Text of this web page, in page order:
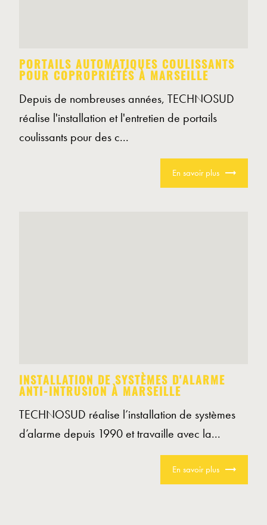
PORTAILS AUTOMATIQUES COULISSANTS
POUR COPROPRIÉTÉS À MARSEILLE
Depuis de nombreuses années, TECHNOSUD
réalise l'installation et l'entretien de portails
coulissants pour des c...
En savoir plus
INSTALLATION DE SYSTÈMES D'ALARME
ANTI-INTRUSION À MARSEILLE
TECHNOSUD réalise l’installation de systèmes
d’alarme depuis 1990 et travaille avec la...
En savoir plus